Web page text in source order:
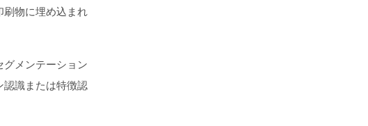
刷物に埋め込まれ
メンテーション
認識または特徴認